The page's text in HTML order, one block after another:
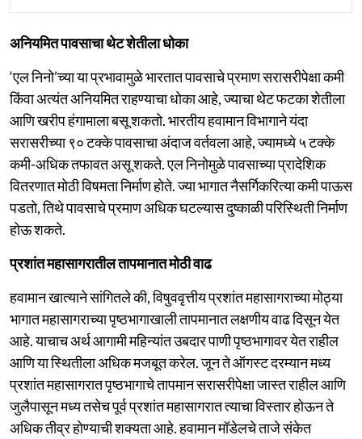
अनियमित पावसाचा थेट शेतीला धोका
‘एल निनो’च्या या प्रभावामुळे भारतात पावसाचे प्रमाण सरासरीपेक्षा कमी
किंवा अत्यंत अनियमित राहण्याचा धोका आहे, ज्याचा थेट फटका शेतीला
आणि खरीप हंगामाला बसू शकतो. भारतीय हवामान विभागाने यंदा
सरासरीच्या ९० टक्के पावसाचा अंदाज वर्तवला आहे, ज्यामध्ये ५ टक्के
कमी-अधिक तफावत असू शकते. एल निनोमुळे पावसाच्या प्रादेशिक
वितरणात मोठी विषमता निर्माण होते. ज्या भागात नैसर्गिकरित्या कमी पाऊस
पडतो, तिथे पावसाचे प्रमाण अधिक घटल्यास दुष्काळी परिस्थिती निर्माण
होऊ शकते.
प्रशांत महासागरातील तापमानात मोठी वाढ
हवामान खात्याने सांगितले की, विषुववृत्तीय प्रशांत महासागराच्या मोठ्या
भागात महासागराच्या पृष्ठभागाखाली तापमानात लक्षणीय वाढ दिसून येत
आहे. याचाच अर्थ आगामी महिन्यांत उबदार पाणी पृष्ठभागावर येत राहील
आणि या स्थितीला अधिक मजबूत करेल. जून ते ऑगस्ट दरम्यान मध्य
प्रशांत महासागरात पृष्ठभागाचे तापमान सरासरीपेक्षा जास्त राहील आणि
जुलैपासून मध्य तसेच पूर्व प्रशांत महासागरात त्याचा विस्तार होऊन ते
अधिक तीव्र होण्याची शक्यता आहे. हवामान मॉडेलचे ताजे संकेत